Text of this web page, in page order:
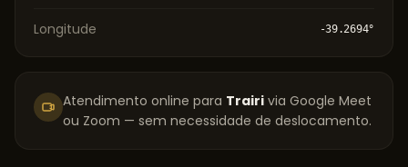
Longitude -39.2694°
Atendimento online para Trairi via Google Meet
ou Zoom — sem necessidade de deslocamento.